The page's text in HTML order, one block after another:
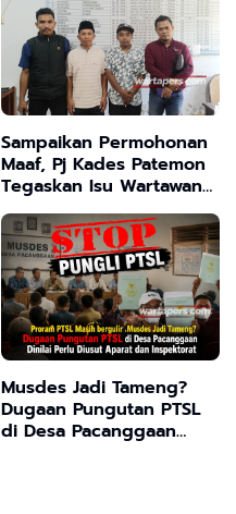
Sampaikan Permohonan
Maaf, Pj Kades Patemon
Tegaskan Isu Wartawan
Minta Uang Adalah Hoaks
Musdes Jadi Tameng?
Dugaan Pungutan PTSL
di Desa Pacanggaan